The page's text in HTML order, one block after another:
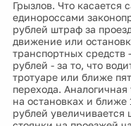
Грызлов. Что касается
единороссами
рублей штраф за
движение или
транспортных средств
рублей - за то, что
тротуаре или ближе
перехода.
на остановках и ближе
рублей